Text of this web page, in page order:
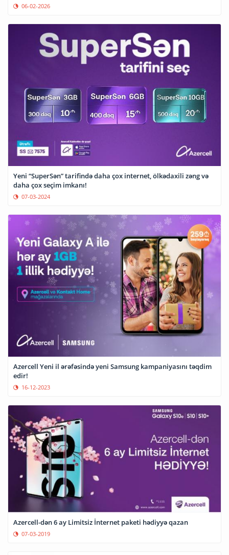
06-02-2026
Yeni “SuperSən” tarifində daha çox internet, ölkədaxili zəng və
daha çox seçim imkanı!
07-03-2024
Azercell Yeni il ərəfəsində yeni Samsung kampaniyasını təqdim
16-12-2023
Azercell-dən 6 ay Limitsiz İnternet paketi hədiyyə qazan
07-03-2019